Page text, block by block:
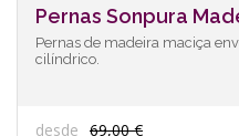
Pernas Sonpura
Pernas de madeira maciça
cilíndrico.
desde 69,00 €